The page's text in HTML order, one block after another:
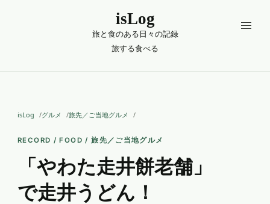
isLog
旅と食のある日々の記録
旅する食べる
isLog グルメ 旅先／ご当地グルメ
RECORD / FOOD / 旅先／ご当地グルメ
「やわた走井餅老舗」
で走井うどん！